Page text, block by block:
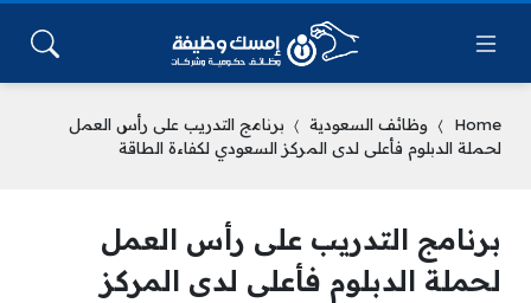
Home وظائف السعودية
برنامج التدريب على رأس العمل
لحملة الدبلوم فأعلى لدى المركز السعودي لكفاءة الطاقة
برنامج التدريب على رأس العمل
لحملة الدبلوم فأعلى لدى المركز